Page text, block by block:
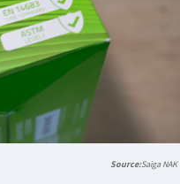
Saiga NAK